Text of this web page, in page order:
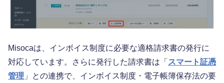
Misocaは、インボイス制度に必要な適格請求書の発行に
対応しています。さらに発行した請求書は「 スマート証憑
管理 」との連携で、インボイス制度・電子帳簿保存法の要